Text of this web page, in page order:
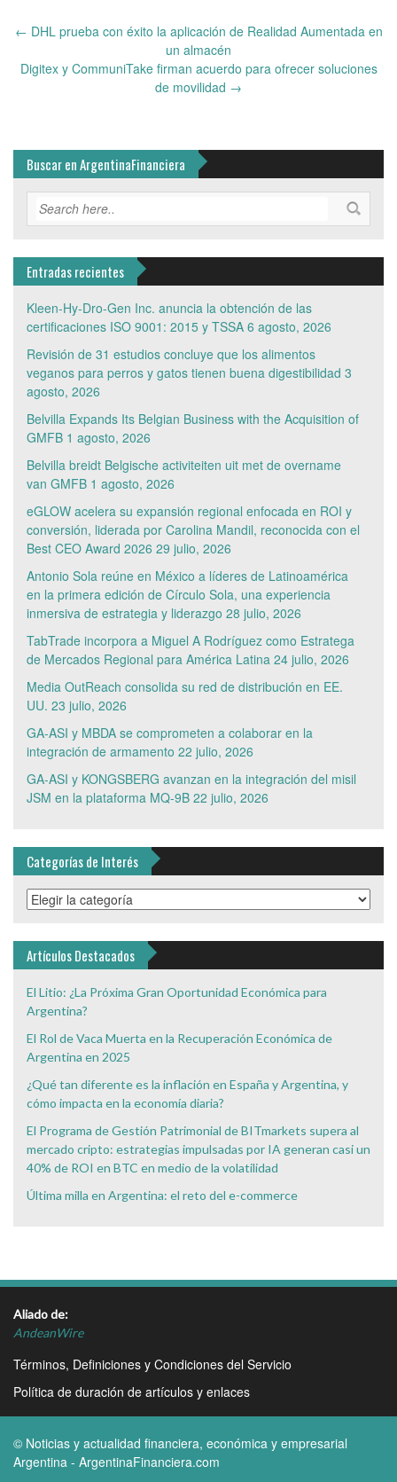
Post
← DHL prueba con éxito la aplicación de Realidad Aumentada en
un almacén
Digitex y CommuniTake firman acuerdo para ofrecer soluciones
de movilidad →
Buscar en ArgentinaFinanciera
Entradas recientes
Kleen-Hy-Dro-Gen Inc. anuncia la obtención de las
certificaciones ISO 9001: 2015 y TSSA 6 agosto, 2026
Revisión de 31 estudios concluye que los alimentos
veganos para perros y gatos tienen buena digestibilidad 3
agosto, 2026
Belvilla Expands Its Belgian Business with the Acquisition of
GMFB 1 agosto, 2026
Belvilla breidt Belgische activiteiten uit met de overname
van GMFB 1 agosto, 2026
eGLOW acelera su expansión regional enfocada en ROI y
conversión, liderada por Carolina Mandil, reconocida con el
Best CEO Award 2026 29 julio, 2026
Antonio Sola reúne en México a líderes de Latinoamérica
en la primera edición de Círculo Sola, una experiencia
inmersiva de estrategia y liderazgo 28 julio, 2026
TabTrade incorpora a Miguel A Rodríguez como Estratega
de Mercados Regional para América Latina 24 julio, 2026
Media OutReach consolida su red de distribución en EE.
UU. 23 julio, 2026
GA-ASI y MBDA se comprometen a colaborar en la
integración de armamento 22 julio, 2026
GA-ASI y KONGSBERG avanzan en la integración del misil
JSM en la plataforma MQ-9B 22 julio, 2026
Categorías de Interés
Categorías
de
Artículos Destacados
El Litio: ¿La Próxima Gran Oportunidad Económica para
Argentina?
El Rol de Vaca Muerta en la Recuperación Económica de
Argentina en 2025
¿Qué tan diferente es la inflación en España y Argentina, y
cómo impacta en la economía diaria?
El Programa de Gestión Patrimonial de BITmarkets supera al
mercado cripto: estrategias impulsadas por IA generan casi un
40% de ROI en BTC en medio de la volatilidad
Última milla en Argentina: el reto del e-commerce
Aliado de:
AndeanWire
Términos, Definiciones y Condiciones del Servicio
Política de duración de artículos y enlaces
© Noticias y actualidad financiera, económica y empresarial
Argentina - ArgentinaFinanciera.com